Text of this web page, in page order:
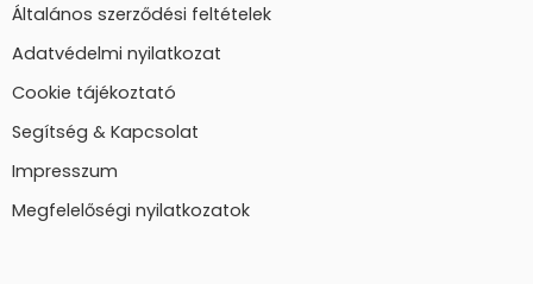
Általános szerződési feltételek
Adatvédelmi nyilatkozat
Cookie tájékoztató
Segítség & Kapcsolat
Impresszum
Megfelelőségi nyilatkozatok